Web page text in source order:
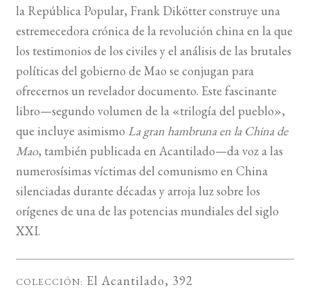
la República Popular, Frank Dikötter construye una
estremecedora crónica de la revolución china en la que
los testimonios de los civiles y el análisis de las brutales
políticas del gobierno de Mao se conjugan para
ofrecernos un revelador documento. Este fascinante
libro—segundo volumen de la «trilogía del pueblo»,
que incluye asimismo La gran hambruna en la China de
Mao, también publicada en Acantilado—da voz a las
numerosísimas víctimas del comunismo en China
silenciadas durante décadas y arroja luz sobre los
orígenes de una de las potencias mundiales del siglo
XXI.
COLECCIÓN: El Acantilado, 392